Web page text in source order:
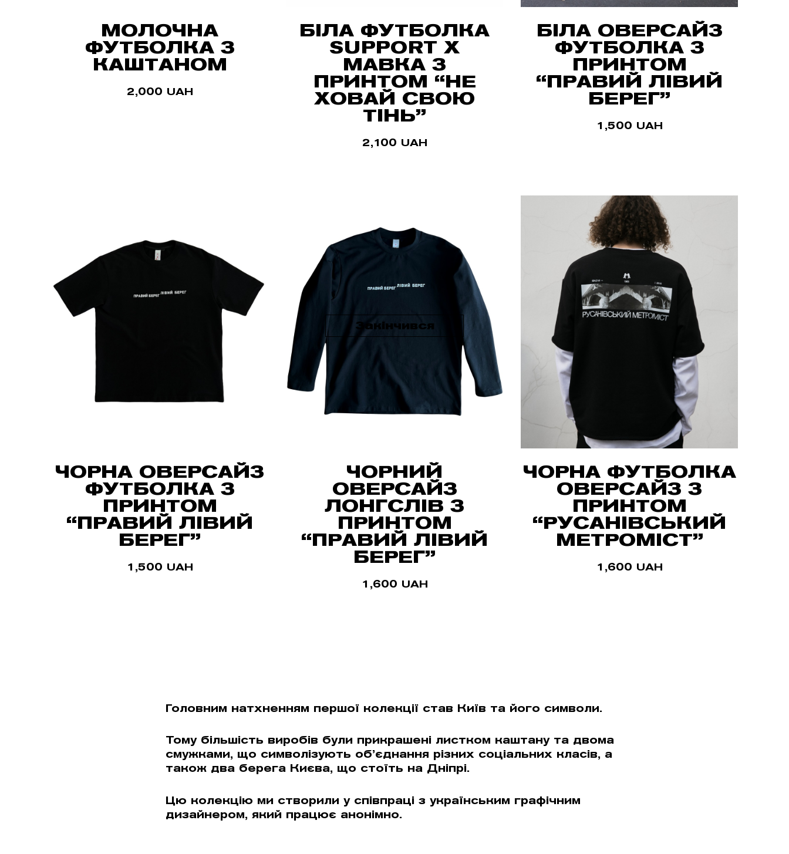
MОЛОЧНА
ФУТБОЛКА З
КАШТАНОМ
2,000 UAH
БІЛА ФУТБОЛКА
SUPPORT X
МАВКА З
ПРИНТОМ “НЕ
ХОВАЙ СВОЮ
ТІНЬ”
2,100 UAH
БІЛА ОВЕРСАЙЗ
ФУТБОЛКА З
ПРИНТОМ
“ПРАВИЙ ЛІВИЙ
БЕРЕГ”
1,500 UAH
ЧОРНА ОВЕРСАЙЗ
ФУТБОЛКА З
ПРИНТОМ
“ПРАВИЙ ЛІВИЙ
БЕРЕГ”
1,500 UAH
Закінчився
ЧОРНИЙ
ОВЕРСАЙЗ
ЛОНГСЛІВ З
ПРИНТОМ
“ПРАВИЙ ЛІВИЙ
БЕРЕГ”
1,600 UAH
ЧОРНА ФУТБОЛКА
ОВЕРСАЙЗ З
ПРИНТОМ
“РУСАНІВСЬКИЙ
МЕТРОМІСТ”
1,600 UAH
Головним натхненням першої колекції став Київ та його символи.
Тому більшість виробів були прикрашені листком каштану та двома
смужками, що символізують об’єднання різних соціальних класів, а
також два берега Києва, що стоїть на Дніпрі.
Цю колекцію ми створили у співпраці з українським графiчним
дизайнером, який працює анонiмно.